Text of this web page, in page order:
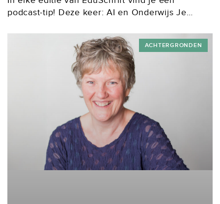
podcast-tip! Deze keer: AI en Onderwijs Je
creatieve beroepen? AI als digitale docent? Op
ACHTERGRONDEN